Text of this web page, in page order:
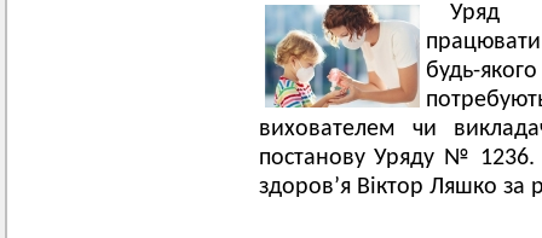
Уряд
будь-
вихователем чи
постанову Уряду № 1236.
здоров’я Віктор Ляшко за